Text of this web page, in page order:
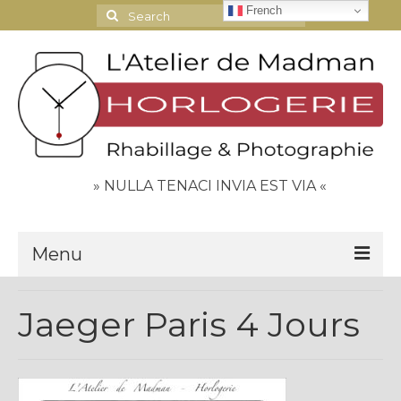
Search
for:
» NULLA TENACI INVIA EST VIA «
Menu
Contact
Espace Clients
Jaeger Paris 4 Jours
French